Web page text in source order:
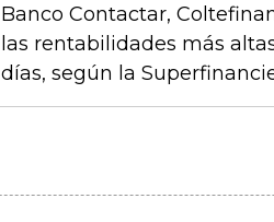
Banco Contactar,
las rentabilidades más
días, según la